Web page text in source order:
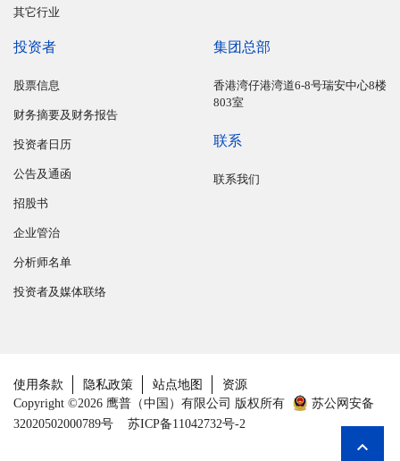
其它行业
投资者
股票信息
财务摘要及财务报告
投资者日历
公告及通函
招股书
企业管治
分析师名单
投资者及媒体联络
集团总部
香港湾仔港湾道6-8号瑞安中心8楼
803室
联系
联系我们
使用条款 隐私政策 站点地图
资源
Copyright ©2026 鹰普（中国）有限公司 版权所有
苏公网安备
32020502000789号
苏ICP备11042732号-2